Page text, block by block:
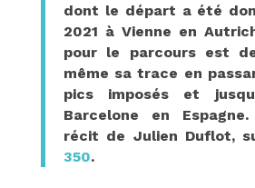
dont le départ a été
2021 à Vienne en
pour le parcours est
même sa trace en
pics imposés et
Barcelone en
récit de Julien Duflot,
350.